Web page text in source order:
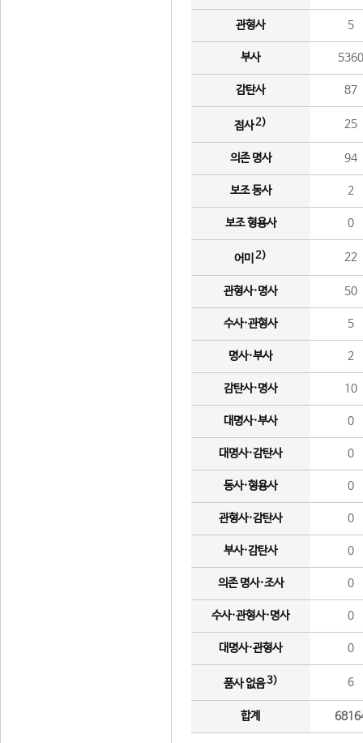
관형사 5
부사 5360
감탄사 87
접사2) 25
의존 명사 94
보조 동사 2
보조 형용사 0
어미 2) 22
관형사·명사 50
수사·관형사 5
명사·부사 2
감탄사·명사 10
대명사·부사 0
대명사·감탄사 0
동사·형용사 0
관형사·감탄사 0
부사·감탄사 0
의존 명사·조사 0
수사·관형사·명사 0
대명사·관형사 0
품사 없음3) 6
합계